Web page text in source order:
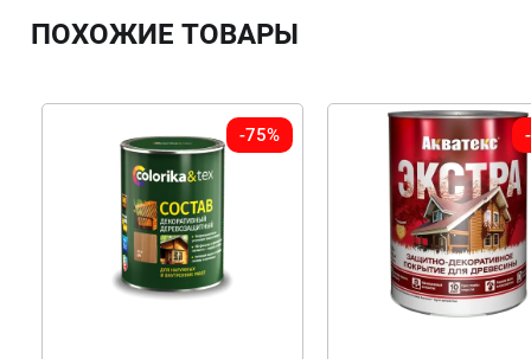
ПОХОЖИЕ ТОВАРЫ
-75%